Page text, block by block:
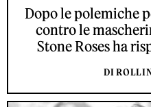
Dopo le polemiche
contro le
Stone Roses ha
DI